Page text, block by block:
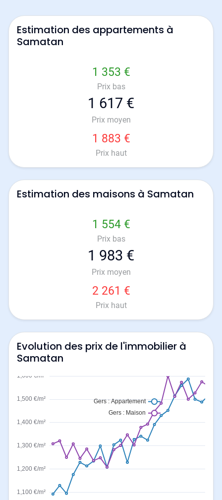
Estimation des appartements à
Samatan
1 353 €
Prix bas
1 617 €
Prix moyen
1 883 €
Prix haut
Estimation des maisons à Samatan
1 554 €
Prix bas
1 983 €
Prix moyen
2 261 €
Prix haut
Evolution des prix de l'immobilier à
Samatan